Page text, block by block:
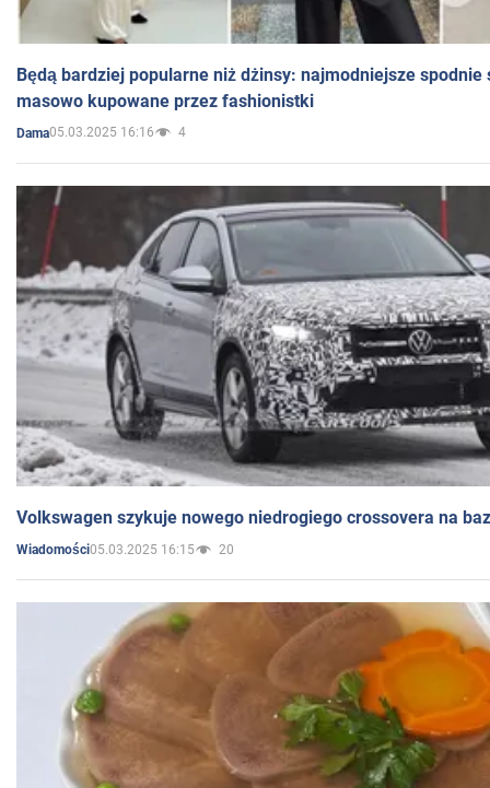
Będą bardziej popularne niż dżinsy: najmodniejsze spodnie
masowo kupowane przez fashionistki
Dama05.03.2025 16:16 4
Volkswagen szykuje nowego niedrogiego crossovera na
Wiadomości05.03.2025 16:15 20